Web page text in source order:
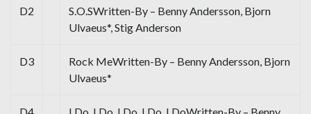
D2
S.O.SWritten-By – Benny Andersson, Bjorn
Ulvaeus*, Stig Anderson
D3
Rock MeWritten-By – Benny Andersson, Bjorn
Ulvaeus*